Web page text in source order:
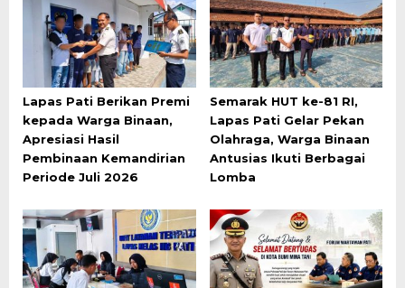
Lapas Pati Berikan Premi
kepada Warga Binaan,
Apresiasi Hasil
Pembinaan Kemandirian
Periode Juli 2026
Semarak HUT ke-81 RI,
Lapas Pati Gelar Pekan
Olahraga, Warga Binaan
Antusias Ikuti Berbagai
Lomba